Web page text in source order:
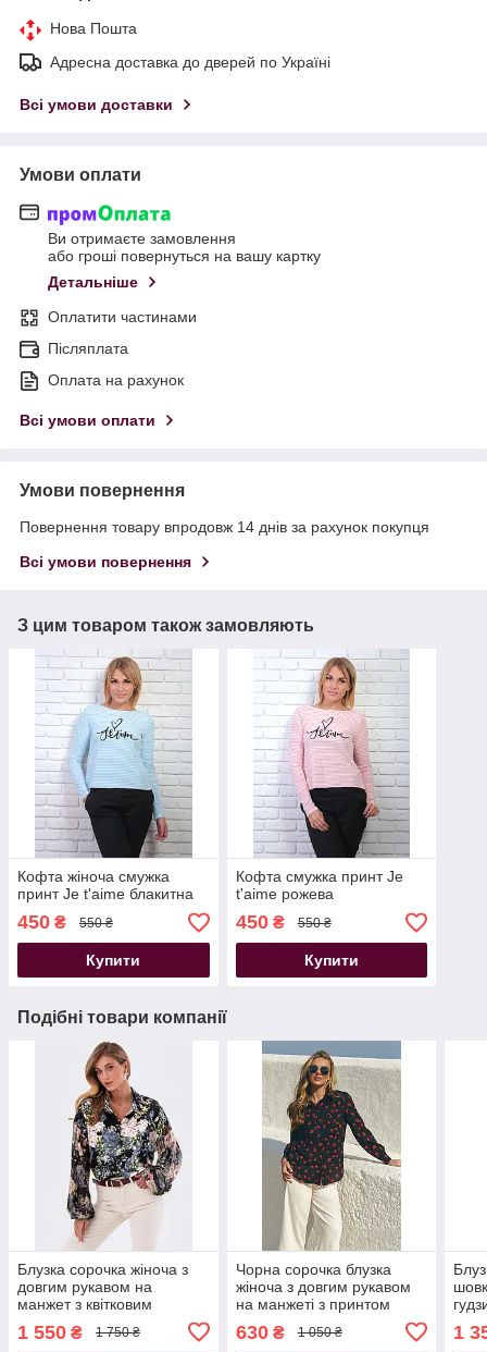
Нова Пошта
Адресна доставка до дверей по Україні
Всі умови доставки
Умови оплати
Ви отримаєте замовлення
або гроші повернуться на вашу картку
Детальніше
Оплатити частинами
Післяплата
Оплата на рахунок
Всі умови оплати
Умови повернення
Повернення товару впродовж 14 днів за рахунок покупця
Всі умови повернення
З цим товаром також замовляють
Кофта жіноча смужка
принт Je t'aime блакитна
450 ₴ 550 ₴
Купити
Кофта смужка принт Je
t'aime рожева
450₴ 550 ₴
Купити
Подібні товари компанії
Блузка сорочка жіноча з
довгим рукавом на
манжет з квітковим
1 550 ₴ 1 750 ₴
Чорна сорочка блузка
жіноча з довгим рукавом
на манжеті з принтом
630₴ 1 050 ₴ 1